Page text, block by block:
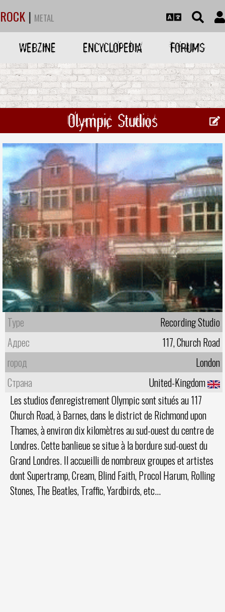
ROCK | METAL
WEBZINE ENCYCLOPEDIA FORUMS
Olympic Studios
Type
Recording Studio
Адрес
117, Church Road
город
London
Страна
United-Kingdom
Les studios d'enregistrement Olympic sont situés au 117
Church Road, à Barnes, dans le district de Richmond upon
Thames, à environ dix kilomètres au sud-ouest du centre de
Londres. Cette banlieue se situe à la bordure sud-ouest du
Grand Londres. Il accueilli de nombreux groupes et artistes
dont Supertramp, Cream, Blind Faith, Procol Harum, Rolling
Stones, The Beatles, Traffic, Yardbirds, etc...